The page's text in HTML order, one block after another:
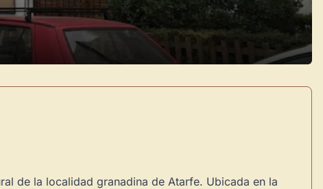
de la localidad granadina de Atarfe. Ubicada en la